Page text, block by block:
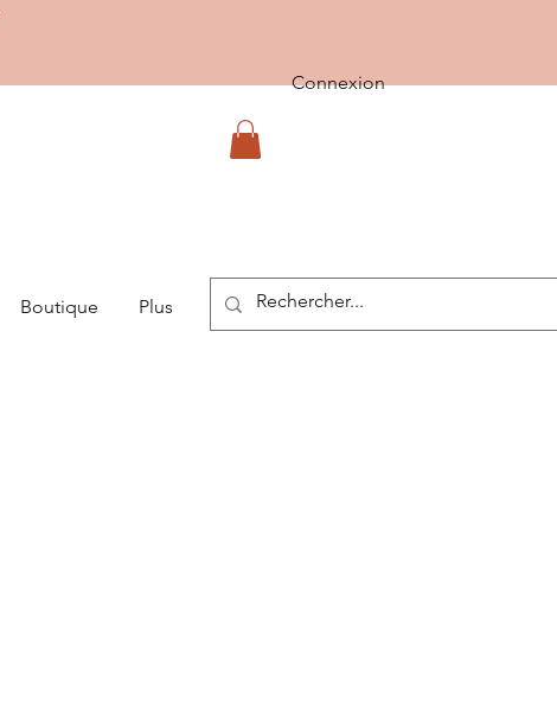
Connexion
Boutique Plus